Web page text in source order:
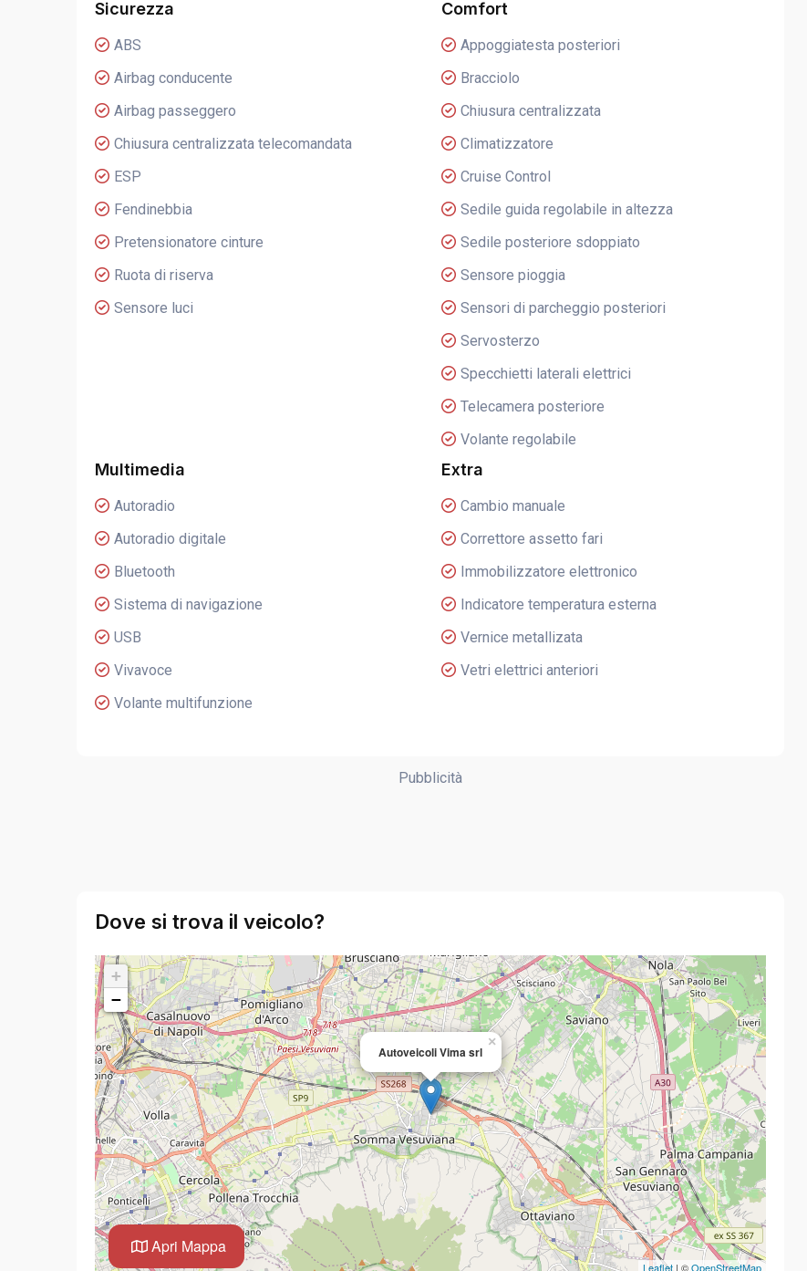
Sicurezza
ABS
Airbag conducente
Airbag passeggero
Chiusura centralizzata telecomandata
ESP
Fendinebbia
Pretensionatore cinture
Ruota di riserva
Sensore luci
Comfort
Appoggiatesta posteriori
Bracciolo
Chiusura centralizzata
Climatizzatore
Cruise Control
Sedile guida regolabile in altezza
Sedile posteriore sdoppiato
Sensore pioggia
Sensori di parcheggio posteriori
Servosterzo
Specchietti laterali elettrici
Telecamera posteriore
Volante regolabile
Multimedia
Autoradio
Autoradio digitale
Bluetooth
Sistema di navigazione
USB
Vivavoce
Volante multifunzione
Extra
Cambio manuale
Correttore assetto fari
Immobilizzatore elettronico
Indicatore temperatura esterna
Vernice metallizata
Vetri elettrici anteriori
Pubblicità
Dove si trova il veicolo?
Apri Mappa
Autoveicoli Vima srl
×
+
−
Leaflet | ©OpenStreetMap